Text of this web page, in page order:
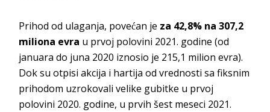
Prihod od ulaganja, povećan je za 42,8% na 307,2
miliona evra u prvoj polovini 2021. godine (od
januara do juna 2020 iznosio je 215,1 milion evra).
Dok su otpisi akcija i hartija od vrednosti sa fiksnim
prihodom uzrokovali velike gubitke u prvoj
polovini 2020. godine, u prvih šest meseci 2021.